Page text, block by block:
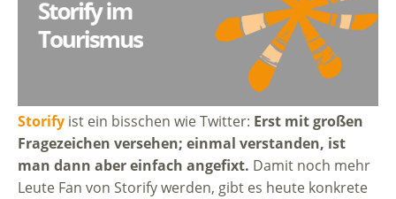
Storify ist ein bisschen wie Twitter: Erst mit großen
Fragezeichen versehen; einmal verstanden, ist
man dann aber einfach angefixt. Damit noch mehr
Leute Fan von Storify werden, gibt es heute konkrete